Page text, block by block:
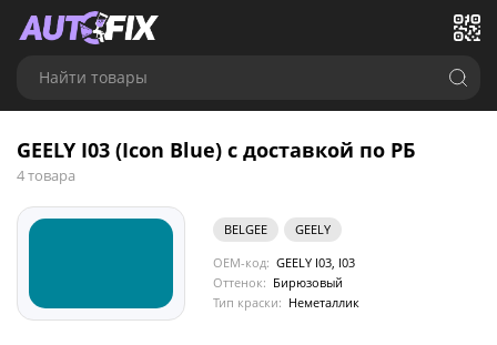
Найти товары
GEELY I03 (Icon Blue) с доставкой по РБ
4 товара
BELGEE
GEELY
OEM-код: GEELY I03, I03
Оттенок: Бирюзовый
Тип краски: Неметаллик